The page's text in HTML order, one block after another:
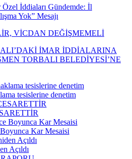
Özel İddiaları Gündemde: İl
Yok” Mesajı
VİCDAN DEĞİŞMEMELİ
İMAR İDDİALARINA
TORBALI BELEDİYESİ’NE
tesislerine denetim
Kar Mesaisi
Açıldı